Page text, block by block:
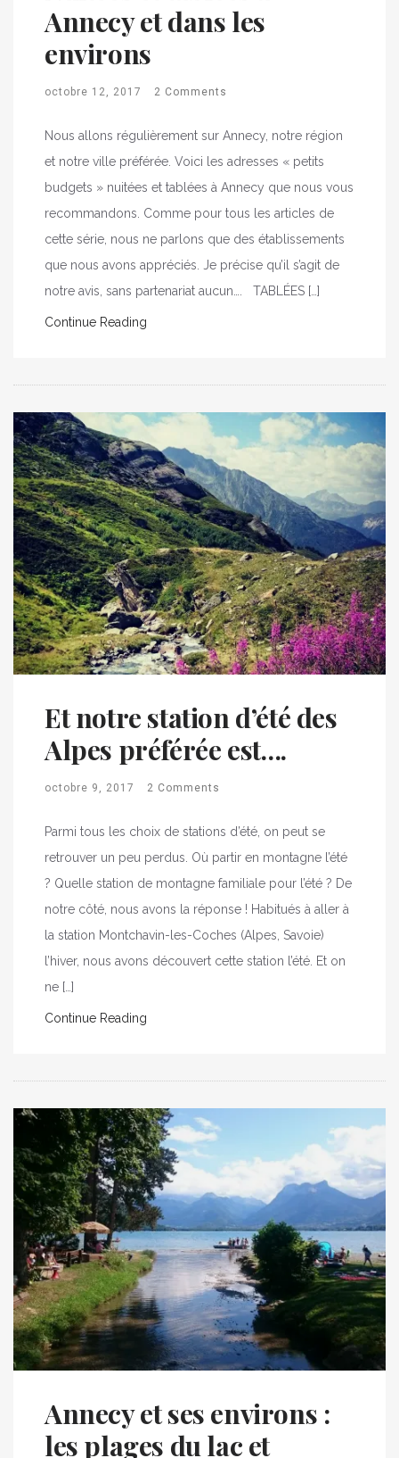
Annecy et dans les
environs
octobre 12, 2017 2 Comments
Nous allons régulièrement sur Annecy, notre région
et notre ville préférée. Voici les adresses « petits
budgets » nuitées et tablées à Annecy que nous vous
recommandons. Comme pour tous les articles de
cette série, nous ne parlons que des établissements
que nous avons appréciés. Je précise qu’il s’agit de
notre avis, sans partenariat aucun…. TABLÉES […]
Continue Reading
Et notre station d’été des
Alpes préférée est….
octobre 9, 2017 2 Comments
Parmi tous les choix de stations d’été, on peut se
retrouver un peu perdus. Où partir en montagne l’été
? Quelle station de montagne familiale pour l’été ? De
notre côté, nous avons la réponse ! Habitués à aller à
la station Montchavin-les-Coches (Alpes, Savoie)
l’hiver, nous avons découvert cette station l’été. Et on
ne […]
Continue Reading
Annecy et ses environs :
les plages du lac et